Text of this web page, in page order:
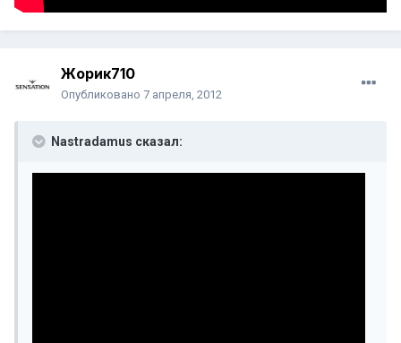
Жорик710
Опубликовано 7 апреля, 2012
Nastradamus сказал: